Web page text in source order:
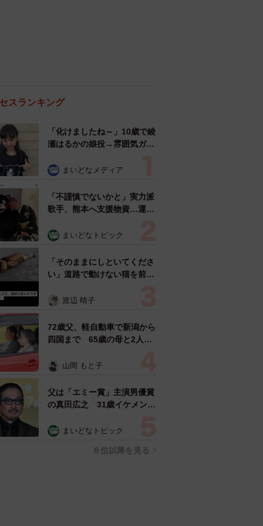
スランキング
「化けましたね～」10歳で綾
瀬はるかの娘役→雰囲気ガラ
雰囲気が」「宝塚に入れそ
まいどなメディア
「不謹慎でないかと」実力派
歌手、熊本へ支援物資…運搬
めらい 「痛いほど伝わる」
まいどなトピック
「そのままにしといてくださ
い」道路で動けない猫を前に
ようとした4日間 「命の重
表の訴え
渡辺 晴子
72歳父、軽自動車で新潟から
四国まで 65歳の母と2人で
憩まで分刻み… 「大学生で
山岡 もと子
父は「エミー賞」主演男優賞
の真田広之 31歳イケメン俳
「ガチヒロさんそっくり」
まいどなトピック
６位以降を見る